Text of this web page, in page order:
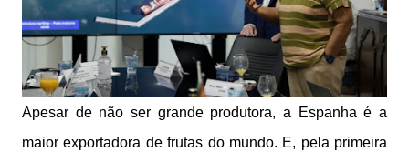
Apesar de não ser grande produtora, a Espanha é a
maior exportadora de frutas do mundo. E, pela primeira